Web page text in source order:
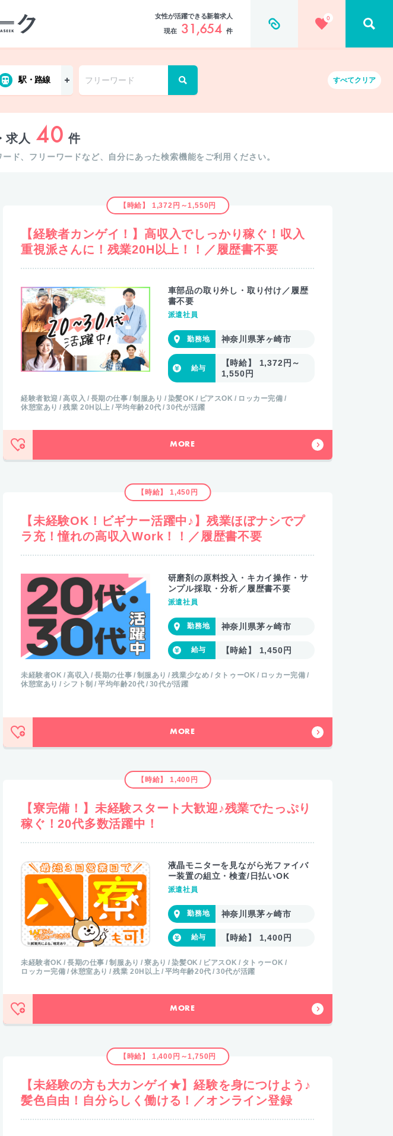
女性が活躍できる新着求人
現在 31,654 件
0
駅・路線 すべてクリア
求人 40 件
ド、フリーワードなど、自分にあった検索機能をご利用ください。
【時給】 1,372円～1,550円
【経験者カンゲイ！】高収入でしっかり稼ぐ！収入
重視派さんに！残業20H以上！！／履歴書不要
車部品の取り外し・取り付け／履歴
書不要
派遣社員
神奈川県茅ヶ崎市
【時給】 1,372円～
1,550円
経験者歓迎 高収入 長期の仕事 制服あり 染髪OK ピアスOK
ロッカー完備
休憩室あり
残業 20H以上 平均年齢20代 30代が活躍
MORE
【時給】 1,450円
【未経験OK！ビギナー活躍中♪】残業ほぼナシでプ
ラ充！憧れの高収入Work！！／履歴書不要
研磨剤の原料投入・キカイ操作・サ
ンプル採取・分析／履歴書不要
派遣社員
神奈川県茅ヶ崎市
【時給】 1,450円
未経験者OK 高収入 長期の仕事 制服あり 残業少なめ タトゥーOK
ロッカー完備
休憩室あり
シフト制 平均年齢20代 30代が活躍
MORE
【時給】 1,400円
【寮完備！】未経験スタート大歓迎♪残業でたっぷり
稼ぐ！20代多数活躍中！
液晶モニターを見ながら光ファイバ
ー装置の組立・検査/日払いOK
派遣社員
神奈川県茅ヶ崎市
【時給】 1,400円
未経験者OK 長期の仕事 制服あり 寮あり 染髪OK ピアスOK
タトゥーOK
ロッカー完備
休憩室あり 残業 20H以上 平均年齢20代 30代が活躍
MORE
【時給】 1,400円～1,750円
【未経験の方も大カンゲイ★】経験を身につけよう♪
髪色自由！自分らしく働ける！／オンライン登録